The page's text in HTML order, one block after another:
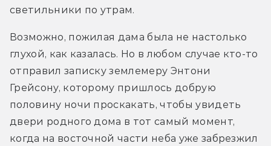
светильники по утрам.
Возможно, пожилая дама была не настолько
глухой, как казалась. Но в любом случае кто-то
отправил записку землемеру Энтони
Грейсону, которому пришлось добрую
половину ночи проскакать, чтобы увидеть
двери родного дома в тот самый момент,
когда на восточной части неба уже забрезжил